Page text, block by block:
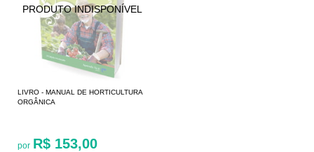
LIVRO - MANUAL DE HORTICULTURA
ORGÂNICA
por R$ 153,00